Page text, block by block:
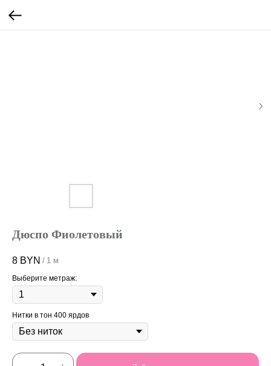
Дюспо Фиолетовый
8 BYN / 1 м
Выберите метраж:
Нитки в тон 400 ярдов